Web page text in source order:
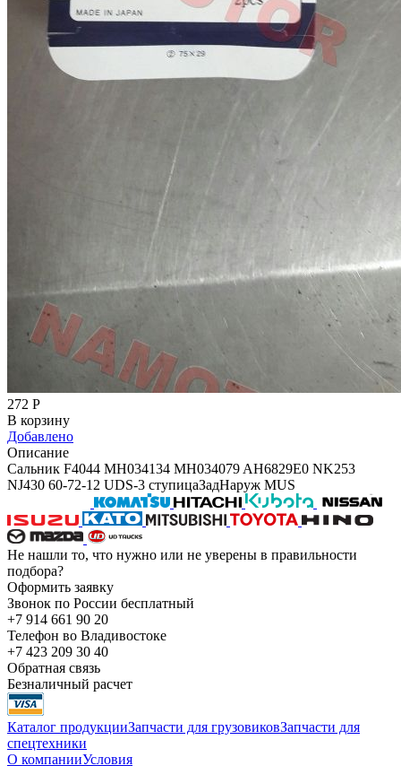
272 Р
В корзину
Добавлено
Описание
Сальник F4044 MH034134 MH034079 AH6829E0 NK253
NJ430 60-72-12 UDS-3 ступицаЗадНаруж MUS
Не нашли то, что нужно или не уверены в правильности
подбора?
Оформить заявку
Звонок по России бесплатный
+7 914 661 90 20
Телефон во Владивостоке
+7 423 209 30 40
Обратная связь
Безналичный расчет
Каталог продукцииЗапчасти для грузовиковЗапчасти для
спецтехники
О компанииУсловия